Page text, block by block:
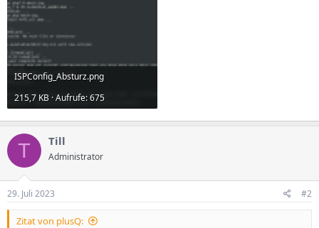
ISPConfig_Absturz.png
215,7 KB · Aufrufe: 675
T Till
Administrator
29. Juli 2023 #2
Zitat von plusQ: